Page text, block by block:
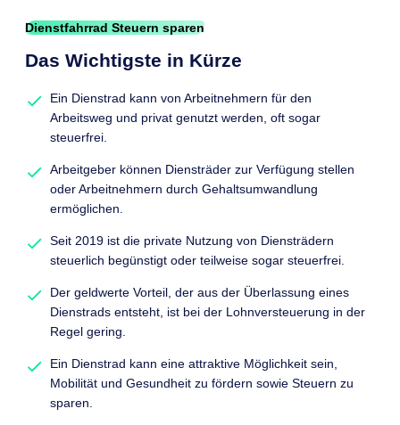
Dienstfahrrad Steuern sparen
Das Wichtigste in Kürze
Ein Dienstrad kann von Arbeitnehmern für den
Arbeitsweg und privat genutzt werden, oft sogar
steuerfrei.
Arbeitgeber können Diensträder zur Verfügung stellen
oder Arbeitnehmern durch Gehaltsumwandlung
ermöglichen.
Seit 2019 ist die private Nutzung von Diensträdern
steuerlich begünstigt oder teilweise sogar steuerfrei.
Der geldwerte Vorteil, der aus der Überlassung eines
Dienstrads entsteht, ist bei der Lohnversteuerung in der
Regel gering.
Ein Dienstrad kann eine attraktive Möglichkeit sein,
Mobilität und Gesundheit zu fördern sowie Steuern zu
sparen.